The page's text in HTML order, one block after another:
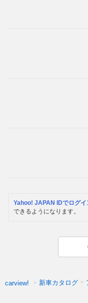
Yahoo! JAPAN IDでログイ
できるようになります。
carview! 新車カタログ